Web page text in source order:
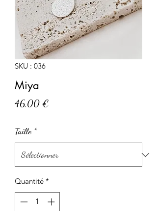
SKU : 036
Miya
46,00 €
Taille *
Quantité *